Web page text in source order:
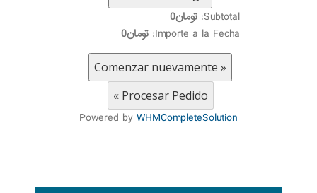
Subtotal: تومان0
Importe a la Fecha: تومان0
Powered by WHMCompleteSolution